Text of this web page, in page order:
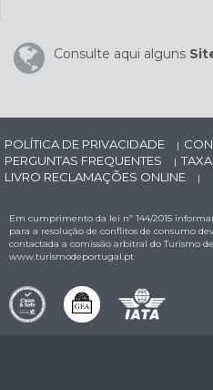
Consulte aqui alguns
POLÍTICA DE PRIVACIDADE |
PERGUNTAS FREQUENTES |
LIVRO RECLAMAÇÕES ONLINE |
Em cumprimento da lei nº 144/2015
para a resolução de conflitos de consumo
contactada a comissão arbitral do Turismo
www.turismodeportugal.pt